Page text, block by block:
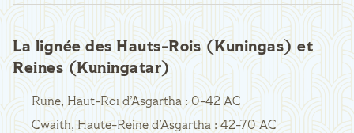
La lignée des Hauts-Rois (Kuningas) et
Reines (Kuningatar)
Rune, Haut-Roi d’Asgartha : 0-42 AC
Cwaith, Haute-Reine d’Asgartha : 42-70 AC